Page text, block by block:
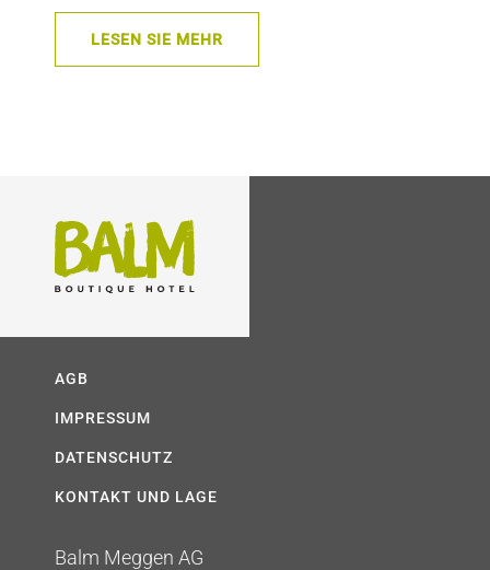
LESEN SIE MEHR
AGB
IMPRESSUM
DATENSCHUTZ
KONTAKT UND LAGE
Balm Meggen AG